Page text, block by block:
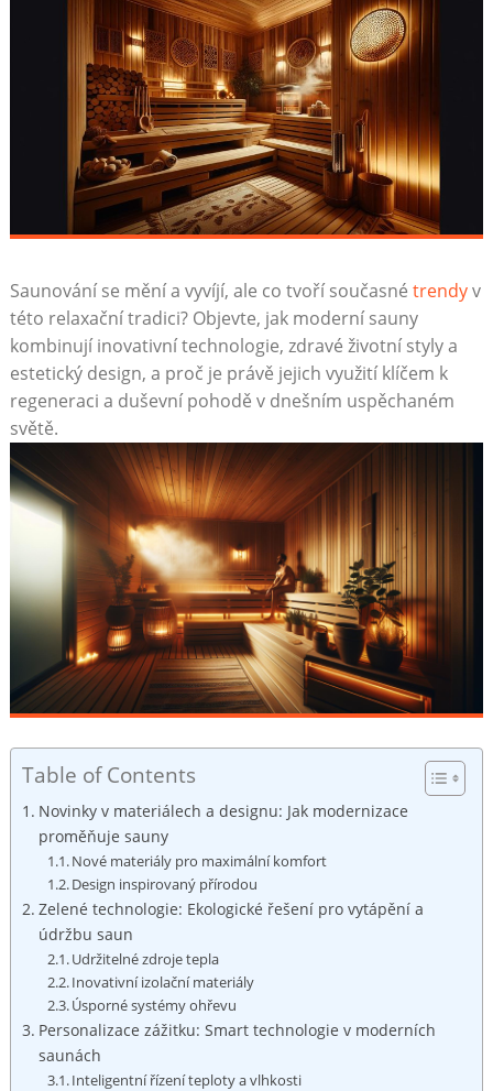
Saunování se mění a ⁣vyvíjí, ale co tvoří současné trendyv
této relaxační tradici? Objevte, jak moderní sauny
kombinují inovativní technologie, zdravé životní styly a
estetický design, ​a proč je právě⁣ jejich využití klíčem k
regeneraci a duševní pohodě v dnešním ⁤uspěchaném
světě.
Table of Contents
Novinky v⁤ materiálech a designu: Jak modernizace
proměňuje⁤ sauny
Nové materiály ⁣pro maximální ‌komfort
Design inspirovaný přírodou
Zelené technologie:‌ Ekologické řešení ⁣pro vytápění a‌
údržbu saun
Udržitelné zdroje tepla
Inovativní izolační materiály
Úsporné systémy ohřevu
Personalizace zážitku: Smart technologie v moderních
saunách
Inteligentní řízení teploty a vlhkosti